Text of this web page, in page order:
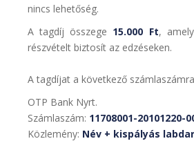
nincs lehetőség.
A tagdíj összege 15.000 Ft, amely
részvételt biztosít az edzéseken.
A tagdíjat a következő
OTP Bank Nyrt.
Számlaszám: 11708001-20101220-
Közlemény: Név + kispályás